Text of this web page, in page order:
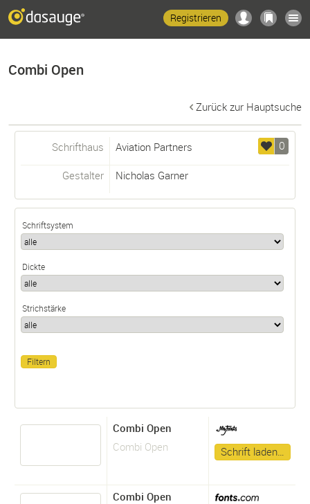
Registrieren
Combi Open
Zurück zur Hauptsuche
0
Schrifthaus Aviation Partners
Gestalter Nicholas Garner
Schriftsystem
Dickte
Strichstärke
Combi Open
Combi Open
Schrift laden…
Combi Open